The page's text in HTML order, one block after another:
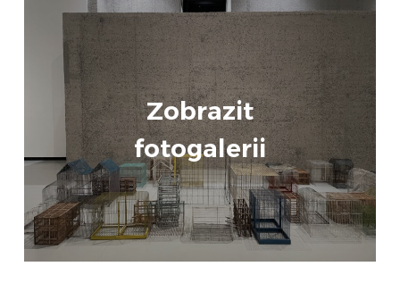
Zobrazit
fotogalerii